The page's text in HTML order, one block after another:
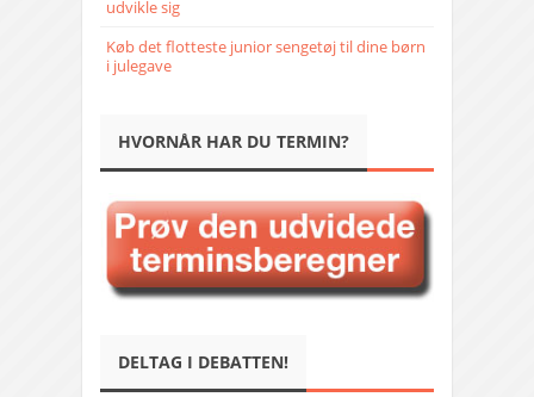
udvikle sig
Køb det flotteste junior sengetøj til dine børn
i julegave
HVORNÅR HAR DU TERMIN?
DELTAG I DEBATTEN!